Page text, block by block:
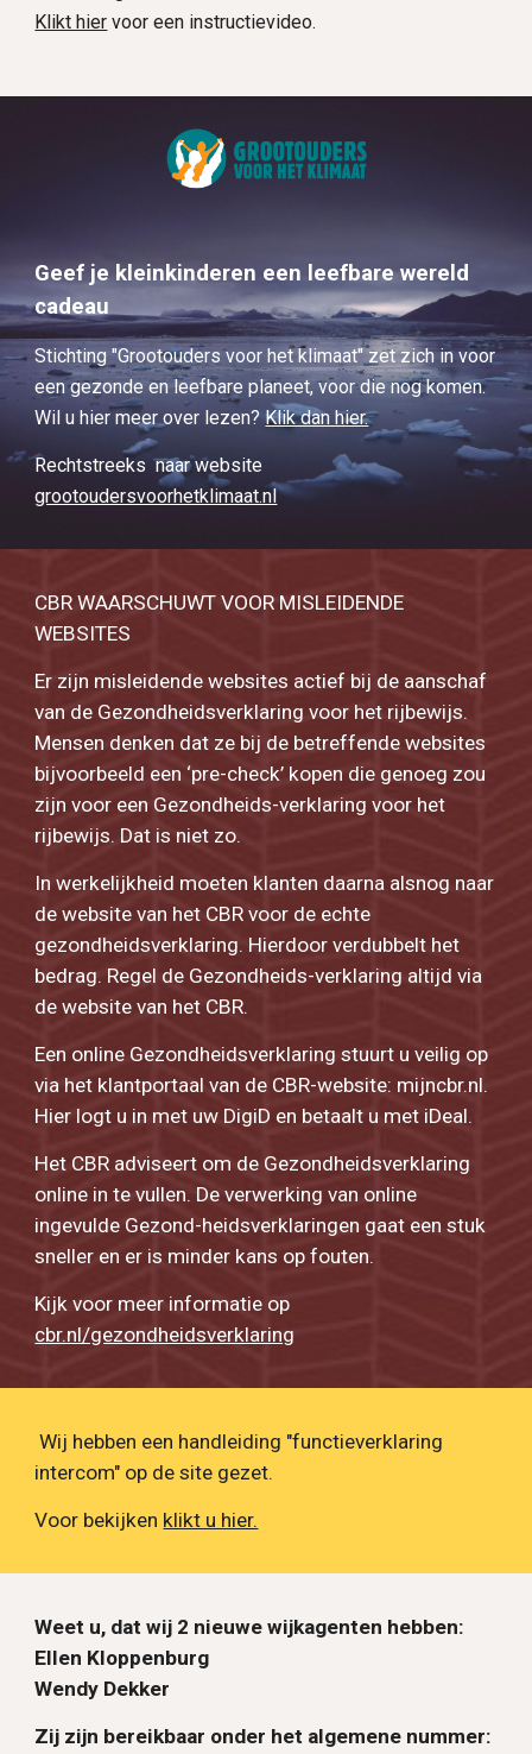
Klikt hier voor een instructievideo.
Geef je kleinkinderen een leefbare wereld
cadeau
Stichting "Grootouders voor het klimaat" zet zich in voor
een gezonde en leefbare planeet, voor die nog komen.
Wil u hier meer over lezen?Klik dan hier.
Rechtstreeks naar website
grootoudersvoorhetklimaat.nl
CBR WAARSCHUWT VOOR MISLEIDENDE
WEBSITES
Er zijn misleidende websites actief bij de aanschaf
van de Gezondheidsverklaring voor het rijbewijs.
Mensen denken dat ze bij de betreffende websites
bijvoorbeeld een ‘pre-check’ kopen die genoeg zou
zijn voor een Gezondheids-verklaring voor het
rijbewijs. Dat is niet zo.
In werkelijkheid moeten klanten daarna alsnog naar
de website van het CBR voor de echte
gezondheidsverklaring. Hierdoor verdubbelt het
bedrag. Regel de Gezondheids-verklaring altijd via
de website van het CBR.
Een online Gezondheidsverklaring stuurt u veilig op
via het klantportaal van de CBR-website: mijncbr.nl.
Hier logt u in met uw DigiD en betaalt u met iDeal.
Het CBR adviseert om de Gezondheidsverklaring
online in te vullen. De verwerking van online
ingevulde Gezond-heidsverklaringen gaat een stuk
sneller en er is minder kans op fouten.
Kijk voor meer informatie op
cbr.nl/gezondheidsverklaring
Wij hebben een handleiding "functieverklaring
intercom" op de site gezet.
Voor bekijken klikt u hier.
Weet u, dat wij 2 nieuwe wijkagenten hebben:
Ellen Kloppenburg
Wendy Dekker
Zij zijn bereikbaar onder het algemene nummer: